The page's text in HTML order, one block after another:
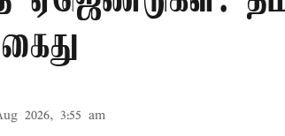
2026, 3:55 am